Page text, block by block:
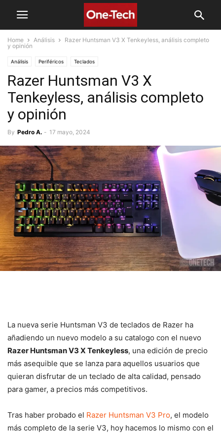
Home Análisis
Razer Huntsman V3 X Tenkeyless, análisis completo
y opinión
Análisis Periféricos Teclados
Razer Huntsman V3 X
Tenkeyless, análisis completo
y opinión
By Pedro A. - 17 mayo, 2024
La nueva serie Huntsman V3 de teclados de Razer ha
añadiendo un nuevo modelo a su catalogo con el nuevo
Razer Huntsman V3 X Tenkeyless, una edición de precio
más asequible que se lanza para aquellos usuarios que
quieran disfrutar de un teclado de alta calidad, pensado
para gamer, a precios más competitivos.
Tras haber probado el Razer Huntsman V3 Pro, el modelo
más completo de la serie V3, hoy hacemos lo mismo con el